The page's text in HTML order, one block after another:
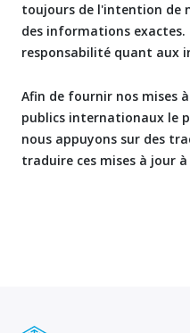
toujours de l'intention de
des informations exactes.
responsabilité quant aux
Afin de fournir nos mises
publics internationaux le
nous appuyons sur des
traduire ces mises à jour